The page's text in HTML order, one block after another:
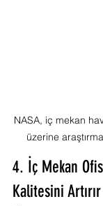
NASA, iç mekan
üzerine
4. İç Mekan
Kalitesini Artırır